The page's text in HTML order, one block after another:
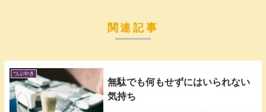
関連記事
つぶやき
無駄でも何もせずにはいられない
気持ち